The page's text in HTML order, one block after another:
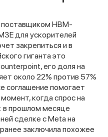
HBM-
для ускорителей
закрепиться и в
гиганта это
его доля на
около 22% против 57%
соглашение помогает
когда спрос на
в прошлом месяце
сделке с Meta на
заключила похожее